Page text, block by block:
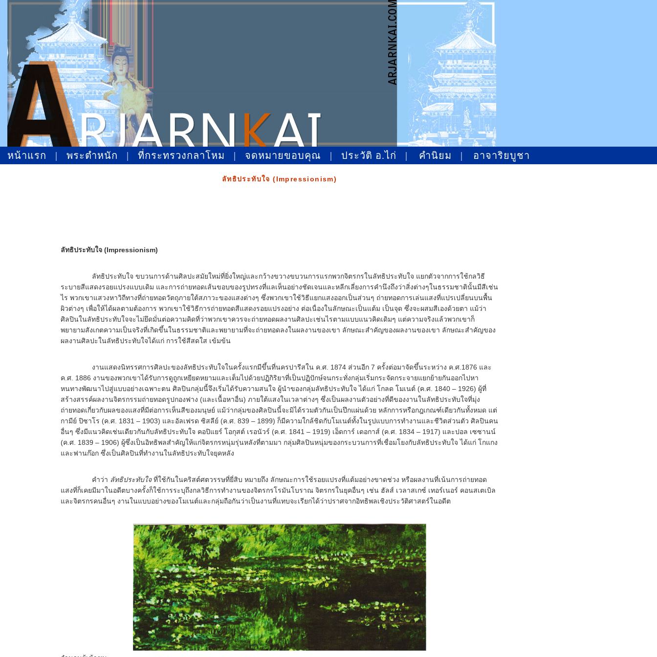
หน้าแรก | พระตำหนัก | ที่กระทรวงกลาโหม | จดหมายขอบคุณ | ประวัติ อ.ไก่ | คำนิยม | อาจาริยบูชา
ลัทธิประทับใจ (Impressionism)
ลัทธิประทับใจ (Impressionism)
ลัทธิประทับใจ ขบวนการด้านศิลปะสมัยใหม่ที่ยิ่งใหญ่และกว้างขวางขบวนการแรกพวกจิตรกรในลัทธิประทับใจ แยกตัวจากการใช้กลวิธี
ระบายสีแสดงรอยแปรงแบบเดิม และการถ่ายทอดเส้นขอบของรูปทรงที่แลเห็นอย่างชัดเจนและหลีกเลี่ยงการคำนึงถึงว่าสิ่งต่างๆในธรรมชาตินั้นมีสีเช่น
ไร พวกเขาแสวงหาวิถีทางที่ถ่ายทอดวัตถุภายใต้สภาวะของแสงต่างๆ ซึ่งพวกเขาใช้วิธีแยกแสงออกเป็นส่วนๆ ถ่ายทอดการเล่นแสงที่แปรเปลี่ยนบนพื้น
ผิวต่างๆ เพื่อให้ได้ผลตามต้องการ พวกเขาใช้วิธีการถ่ายทอดสีแสดงรอยแปรงอย่าง ต่อเนื่องในลักษณะเป็นแต้ม เป็นจุด ซึ่งจะผสมสีเองด้วยตา แม้ว่า
ศิลปินในลัทธิประทับใจจะไม่ยึดมั่นต่อความคิดที่ว่าพวกเขาควรจะถ่ายทอดผลงานศิลปะเช่นไรตามแบบแนวคิดเดิมๆ แต่ความจริงแล้วพวกเขาก็
พยายามสังเกตความเป็นจริงที่เกิดขึ้นในธรรมชาติและพยายามที่จะถ่ายทอดลงในผลงานของเขา ลักษณะสำคัญของผลงานของเขา ลักษณะสำคัญของ
ผลงานศิลปะในลัทธิประทับใจได้แก่ การใช้สีสดใส เข้มข้น
งานแสดงนิทรรศการศิลปะของลัทธิประทับใจในครั้งแรกมีขึ้นที่นครปารีสใน ค.ศ. 1874 ส่วนอีก 7 ครั้งต่อมาจัดขึ้นระหว่าง ค.ศ.1876 และ
ค.ศ. 1886 งานของพวกเขาได้รับการดูถูกเหยียดหยามและเต็มไปด้วยปฏิกิริยาที่เป็นปฏิปักษ์จนกระทั่งกลุ่มเริ่มกระจัดกระจายแยกย้ายกันออกไปหา
หนทางพัฒนาไปสู่แบบอย่างเฉพาะตน ศิลปินกลุ่มนี้จึงเริ่มได้รับความสนใจ ผู้นำของกลุ่มลัทธิประทับใจ ได้แก่ โกลด โมเนต์ (ค.ศ. 1840 – 1926) ผู้ที่
สร้างสรรค์ผลงานจิตรกรรมถ่ายทอดรูปกองฟาง (และเนื้อหาอื่น) ภายใต้แสงในเวลาต่างๆ ซึ่งเป็นผลงานตัวอย่างที่ดีของงานในลัทธิประทับใจที่มุ่ง
ถ่ายทอดเกี่ยวกับผลของแสงที่มีต่อการเห็นสีของมนุษย์ แม้ว่ากลุ่มของศิลปินนี้จะมิได้รวมตัวกันเป็นปึกแผ่นด้วย หลักการหรือกฎเกณฑ์เดียวกันทั้งหมด แต่
กามีย์ ปิซาโร (ค.ศ. 1831 – 1903) และอัลเฟรด ซิสลีย์ (ค.ศ. 839 – 1899) ก็มีความใกล้ชิดกับโมเนต์ทั้งในรูปแบบการทำงานและชีวิตส่วนตัว ศิลปินคน
อื่นๆ ซึ่งมีแนวคิดเช่นเดียวกันกับลัทธิประทับใจ คอปิแยร์ โอกุสต์ เรอนัวร์ (ค.ศ. 1841 – 1919) เอ็ดการ์ เดอกาส์ (ค.ศ. 1834 – 1917) และปอล เซซานน์
(ค.ศ. 1839 – 1906) ผู้ซึ่งเป็นอิทธิพลสำคัญให้แก่จิตรกรหนุ่มรุ่นหลังที่ตามมา กลุ่มศิลปินหนุ่มของกระบวนการที่เชื่อมโยงกับลัทธิประทับใจ ได้แก่ โกแกง
และฟานก๊อก ซึ่งเป็นศิลปินที่ทำงานในลัทธิประทับใจยุคหลัง
คำว่า ลัทธิประทับใจที่ใช้กันในคริสต์ศตวรรษที่ยี่สิบ หมายถึง ลักษณะการใช้รอยแปรงที่แต้มอย่างขาดช่วง หรือผลงานที่เน้นการถ่ายทอด
แสงที่ก็เคยมีมาในอดีตบางครั้งก็ใช้การระบุถึงกลวิธีการทำงานของจิตรกรโรมันโบราณ จิตรกรในยุคอื่นๆ เช่น ฮัลส์ เวลาสเกซ์ เทอร์เนอร์ คอนสเตเบิล
และจิตรกรคนอื่นๆ งานในแบบอย่างของโมเนต์และกลุ่มถือกันว่าเป็นงานที่แทบจะเรียกได้ว่าปราศจากอิทธิพลเชิงประวัติศาสตร์ในอดีต